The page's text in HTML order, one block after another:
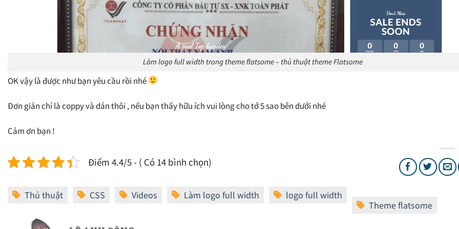
Làm logo full width trong theme flatsome – thủ thuật theme Flatsome
OK vậy là được như bạn yêu cầu rồi nhé
Đơn giản chỉ là coppy và dán thôi , nếu bạn thấy hữu ích vui lòng cho tớ 5 sao bên dưới nhé
Cảm ơn bạn !
Điểm 4.4/5 - ( Có 14 bình chọn)